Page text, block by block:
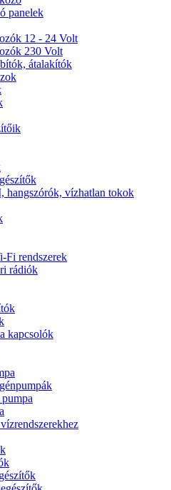
panelek
12 - 24 Volt
230 Volt
átalakítók
hangszórók, vízhatlan tokok
Fi rendszerek
rádiók
kapcsolók